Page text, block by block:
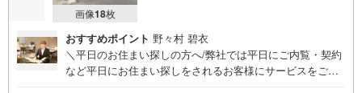
画像18枚
おすすめポイント 野々村 碧衣
＼平日のお住まい探しの方へ/弊社では平日にご内覧・契約
など平日にお住まい探しをされるお客様にサービスをご用